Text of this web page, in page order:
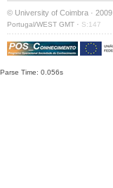
© University of Coimbra · 2009
Portugal/WEST GMT · S:147
Parse Time: 0.056s